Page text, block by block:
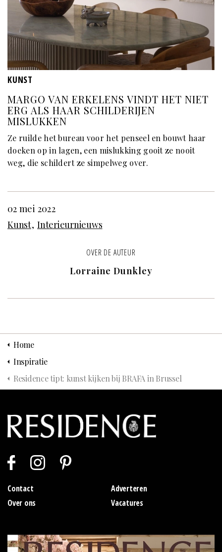
KUNST
MARGO VAN ERKELENS VINDT HET NIET
ERG ALS HAAR SCHILDERIJEN
MISLUKKEN
Ze ruilde het bureau voor het penseel en bouwt haar
doeken op in lagen, een mislukking gooit ze nooit
weg, die schildert ze simpelweg over.
02 mei 2022
Kunst Interieurnieuws
OVER DE AUTEUR
Lorraine Dunkley
Home
Inspiratie
Residence tipt: kunst kijken bij BRAFA in Brussel
Contact
Adverteren
Over ons
Vacatures